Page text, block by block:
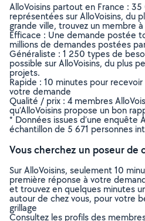
AlloVoisins partout en France :
représentées sur AlloVoisins, du
grande ville, trouvez un membre
Efficace : Une demande postée
millions de demandes postées
Généraliste : 1 250 types de
possible sur AlloVoisins, du plus
projets.
Rapide : 10 minutes pour
votre demande
Qualité / prix : 4 membres
qu’AlloVoisins propose un bon
* Données issues d’une enquête
échantillon de 5 671 personnes
Vous cherchez un poseur de
Sur AlloVoisins, seulement 10
première réponse à votre
et trouvez en quelques minutes
autour de chez vous, pour votre
grillage
Consultez les profils des